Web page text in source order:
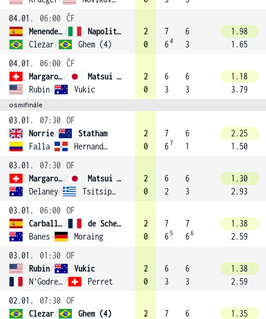
04.01.
06:00 ČF
Menendez-Maceiras /
Napolitano
Clezar/ Ghem (4)
2
0
7
64
6
3
1.98
1.65
04.01.
06:00 ČF
Margaroli /
Matsui (3)
Rubin/ Vukic
2
0
6
3
6
3
1.18
3.79
osmifinále
03.01. 07:30 OF
Norrie/
Statham
Falla/ Hernandez-Fernandez
2
0
7
67
6
1
2.25
1.50
03.01.
07:30 OF
Margaroli /
Matsui (3)
Delaney/ Tsitsipas
2
0
6
2
6
3
1.30
2.93
03.01.
06:00 OF
Carballes Baena /
de Schepper
Banes/ Moraing
2
0
7
6 5
7
66
1.38
2.59
03.01.
01:30 OF
Rubin/
Vukic
N'Godrela / Perret
2
0
6
3
6
3
1.38
2.59
02.01.
07:30 OF
Clezar/
Ghem (4)
2
7
6
1.35